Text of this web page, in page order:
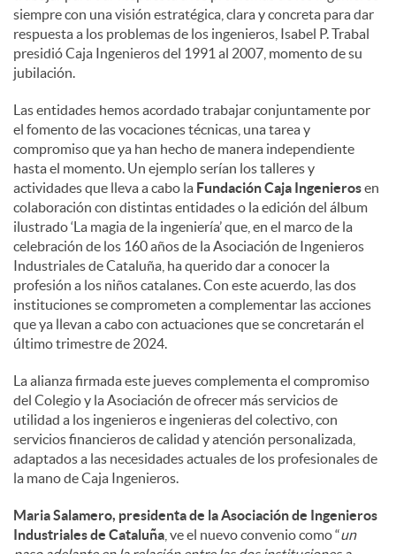
siempre con una visión estratégica, clara y concreta para dar
respuesta a los problemas de los ingenieros, Isabel P. Trabal
presidió Caja Ingenieros del 1991 al 2007, momento de su
jubilación.
Las entidades hemos acordado trabajar conjuntamente por
el fomento de las vocaciones técnicas, una tarea y
compromiso que ya han hecho de manera independiente
hasta el momento. Un ejemplo serían los talleres y
actividades que lleva a cabo la Fundación Caja Ingenierosen
colaboración con distintas entidades o la edición del álbum
ilustrado ‘La magia de la ingeniería’ que, en el marco de la
celebración de los 160 años de la Asociación de Ingenieros
Industriales de Cataluña, ha querido dar a conocer la
profesión a los niños catalanes. Con este acuerdo, las dos
instituciones se comprometen a complementar las acciones
que ya llevan a cabo con actuaciones que se concretarán el
último trimestre de 2024.
La alianza firmada este jueves complementa el compromiso
del Colegio y la Asociación de ofrecer más servicios de
utilidad a los ingenieros e ingenieras del colectivo, con
servicios financieros de calidad y atención personalizada,
adaptados a las necesidades actuales de los profesionales de
la mano de Caja Ingenieros.
Maria Salamero, presidenta de la Asociación de Ingenieros
Industriales de Cataluña , ve el nuevo convenio como “un